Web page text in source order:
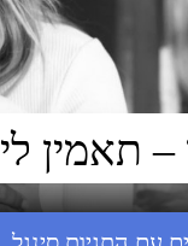
– תאמין לי